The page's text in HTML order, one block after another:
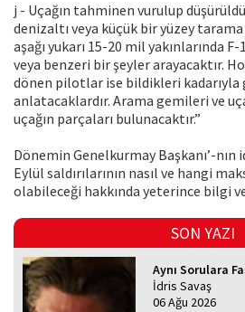
j - Uçağın tahminen vurulup
denizaltı veya küçük bir yüzey
aşağı yukarı 15-20 mil yakınlarında
veya benzeri bir şeyler arayacaktır.
dönen pilotlar ise bildikleri kadarıyla
anlatacaklardır. Arama gemileri ve
uçağın parçaları bulunacaktır.”
Dönemin Genelkurmay Başkanı’-nın
Eylül saldırılarının nasıl ve hangi
olabileceği hakkında yeterince bilgi
SON YAZI
Aynı Sorulara
İdris Savaş
06 Ağu 2026